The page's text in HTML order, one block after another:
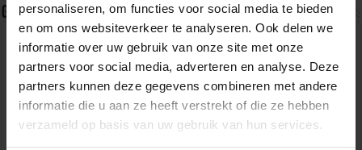
personaliseren, om functies voor social media te bieden
en om ons websiteverkeer te analyseren. Ook delen we
informatie over uw gebruik van onze site met onze
partners voor social media, adverteren en analyse. Deze
partners kunnen deze gegevens combineren met andere
informatie die u aan ze heeft verstrekt of die ze hebben
verzameld op basis van uw gebruik van hun services.
Geef een reactie
Je e-mailadres wordt niet gepubliceerd. Vereiste velden zijn